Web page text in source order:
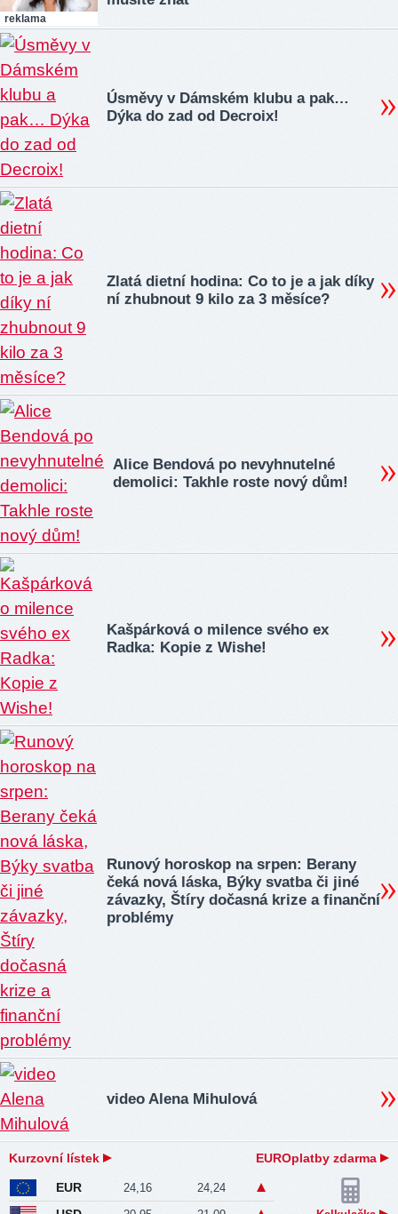
reklama
Úsměvy v Dámském klubu a pak…
Dýka do zad od Decroix!
Zlatá dietní hodina: Co to je a jak díky
ní zhubnout 9 kilo za 3 měsíce?
Alice Bendová po nevyhnutelné
demolici: Takhle roste nový dům!
Kašpárková o milence svého ex
Radka: Kopie z Wishe!
Runový horoskop na srpen: Berany
čeká nová láska, Býky svatba či jiné
závazky, Štíry dočasná krize a finanční
problémy
video Alena Mihulová
Kurzovní lístek EUROplatby zdarma
EUR 24,16 24,24